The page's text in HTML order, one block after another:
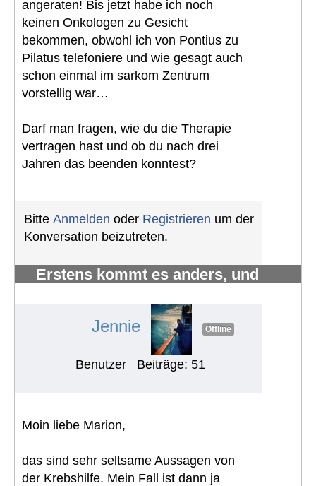
angeraten! Bis jetzt habe ich noch
keinen Onkologen zu Gesicht
bekommen, obwohl ich von Pontius zu
Pilatus telefoniere und wie gesagt auch
schon einmal im sarkom Zentrum
vorstellig war…
Darf man fragen, wie du die Therapie
vertragen hast und ob du nach drei
Jahren das beenden konntest?
Bitte Anmelden oder Registrieren um der
Konversation beizutreten.
Erstens kommt es anders, und
Jennie Offline
Benutzer Beiträge: 51
Moin liebe Marion,
das sind sehr seltsame Aussagen von
der Krebshilfe. Mein Fall ist dann ja